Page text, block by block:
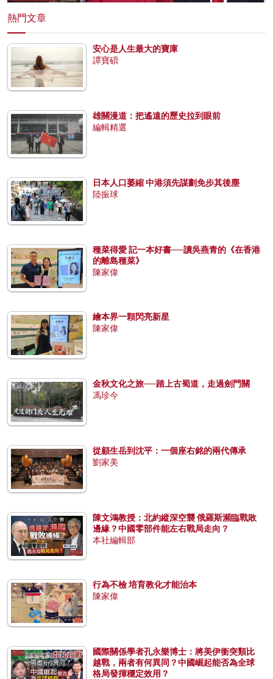
熱門文章
安心是人生最大的寶庫
譚寶碩
雄關漫道：把遙遠的歷史拉到眼前
編輯精選
日本人口萎縮 中港須先謀劃免步其後塵
陸振球
種菜得愛 記一本好書──讀吳燕青的《在香港
的離島種菜》
陳家偉
繪本界一顆閃亮新星
陳家偉
金秋文化之旅──踏上古蜀道，走過劍門關
馮珍今
從顧生岳到沈平：一個座右銘的兩代傳承
劉家美
陳文鴻教授：北約縱深空襲 俄羅斯瀕臨戰敗
邊緣？中國零部件能左右戰局走向？
本社編輯部
行為不檢 培育教化才能治本
陳家偉
國際關係學者孔永樂博士：將美伊衝突類比
越戰，兩者有何異同？中國崛起能否為全球
格局發揮穩定效用？